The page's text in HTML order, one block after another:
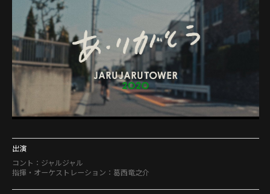
出演
コント：ジャルジャル
指揮・オーケストレーション：葛西竜之介